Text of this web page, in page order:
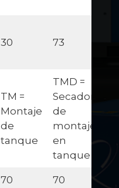
30 73
TM =
Montaje
de
tanque
TMD =
Secador
de
montaje
en
tanque
70
70